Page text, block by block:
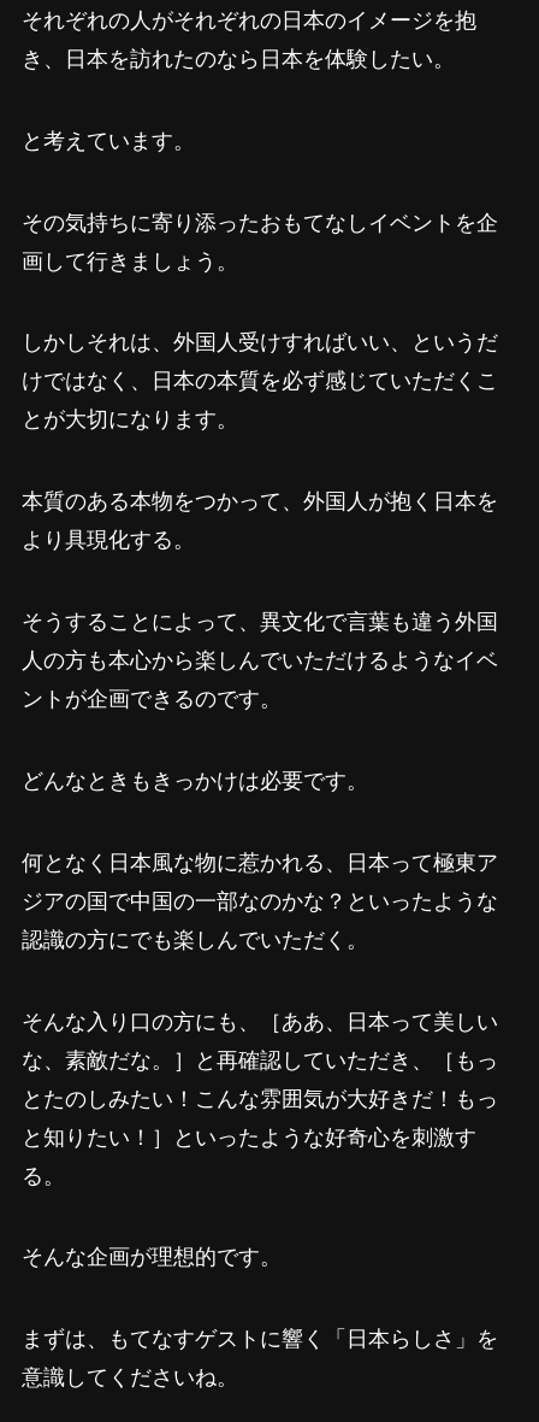
それぞれの人がそれぞれの日本のイメージを抱
き、日本を訪れたのなら日本を体験したい。
と考えています。
その気持ちに寄り添ったおもてなしイベントを企
画して行きましょう。
しかしそれは、外国人受けすればいい、というだ
けではなく、日本の本質を必ず感じていただくこ
とが大切になります。
本質のある本物をつかって、外国人が抱く日本を
より具現化する。
そうすることによって、異文化で言葉も違う外国
人の方も本心から楽しんでいただけるようなイベ
ントが企画できるのです。
どんなときもきっかけは必要です。
何となく日本風な物に惹かれる、日本って極東ア
ジアの国で中国の一部なのかな？といったような
認識の方にでも楽しんでいただく。
そんな入り口の方にも、［ああ、日本って美しい
な、素敵だな。］と再確認していただき、［もっ
とたのしみたい！こんな雰囲気が大好きだ！もっ
と知りたい！］といったような好奇心を刺激す
る。
そんな企画が理想的です。
まずは、もてなすゲストに響く「日本らしさ」を
意識してくださいね。